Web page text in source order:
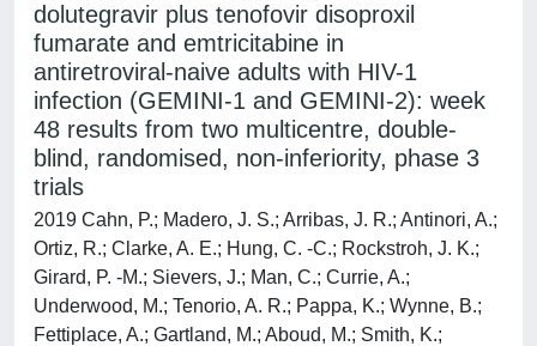
dolutegravir plus tenofovir disoproxil
fumarate and emtricitabine in
antiretroviral-naive adults with HIV-1
infection (GEMINI-1 and GEMINI-2): week
48 results from two multicentre, double-
blind, randomised, non-inferiority, phase 3
trials
2019 Cahn, P.; Madero, J. S.; Arribas, J. R.; Antinori, A.;
Ortiz, R.; Clarke, A. E.; Hung, C. -C.; Rockstroh, J. K.;
Girard, P. -M.; Sievers, J.; Man, C.; Currie, A.;
Underwood, M.; Tenorio, A. R.; Pappa, K.; Wynne, B.;
Fettiplace, A.; Gartland, M.; Aboud, M.; Smith, K.;